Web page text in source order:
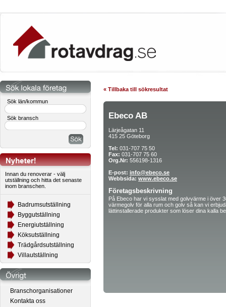
Sök län/kommun
Sök bransch
Innan du renoverar - välj
utställning och hitta det senaste
inom branschen.
Badrumsutställning
Byggutställning
Energiutställning
Köksutställning
Trädgårdsutställning
Villautställning
Branschorganisationer
Kontakta oss
« Tillbaka till sökresultat
Ebeco AB
Lärjeågatan 11
415 25 Göteborg
Tel: 031-707 75 50
Fax: 031-707 75 60
Org.Nr: 556198-1316
E-post: info@ebeco.se
Webbsida: www.ebeco.se
Företagsbeskrivning
På Ebeco har vi sysslat med golvvärme i över
värmegolv för alla rum och golv så kan vi
lättinstallerade produkter som löser dina kalla